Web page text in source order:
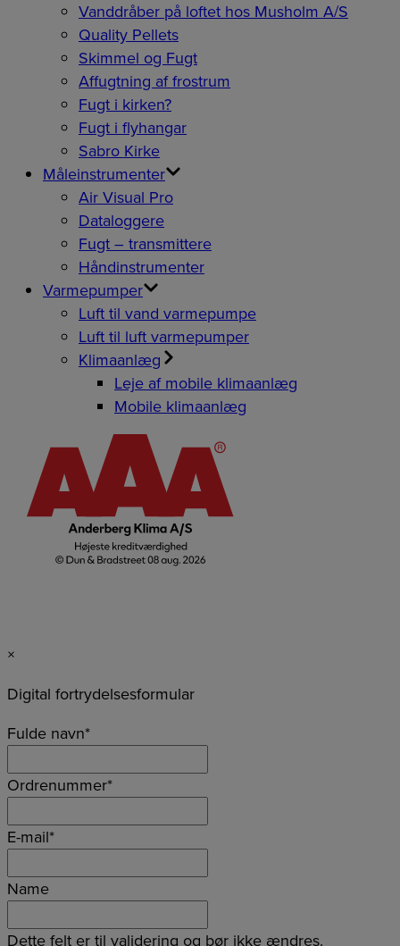
Vanddråber på loftet hos Musholm A/S
Quality Pellets
Skimmel og Fugt
Affugtning af frostrum
Fugt i kirken?
Fugt i flyhangar
Sabro Kirke
Måleinstrumenter
Air Visual Pro
Dataloggere
Fugt – transmittere
Håndinstrumenter
Varmepumper
Luft til vand varmepumpe
Luft til luft varmepumper
Klimaanlæg
Leje af mobile klimaanlæg
Mobile klimaanlæg
×
Digital fortrydelsesformular
Fulde navn*
Ordrenummer*
E-mail*
Name
Dette felt er til validering og bør ikke ændres.